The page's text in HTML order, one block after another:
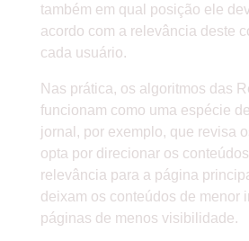
também em qual posição ele
acordo com a relevância deste
cada usuário.
Nas prática, os algoritmos das
funcionam como uma espécie
jornal, por exemplo, que revisa
opta por direcionar os
relevância para a página
deixam os conteúdos de menor
páginas de menos visibilidade.